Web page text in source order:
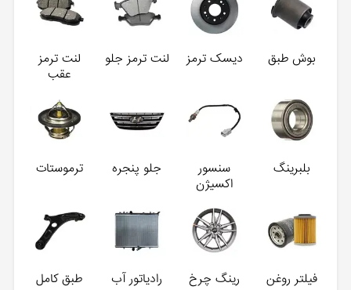
بوش طبق دیسک ترمز لنت ترمز جلو
لنت ترمز
عقب
بلبرینگ
سنسور
اکسیژن
جلو پنجره ترموستات
فیلتر روغن رینگ چرخ رادیاتور آب طبق کامل